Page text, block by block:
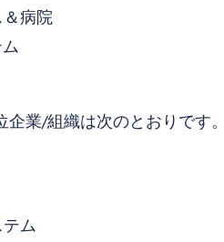
病院
業/組織は次のとおりです。
ム